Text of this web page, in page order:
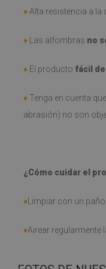
♦ Alta resistencia a la
♦ Las alfombras no
♦ El producto fácil
♦ Tenga en cuenta
abrasión) no son
¿Cómo cuidar el
♦Limpiar con un
♦Airear regularmente